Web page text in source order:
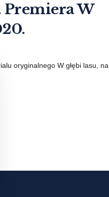
Premiera W
oryginalnego W głębi lasu, na